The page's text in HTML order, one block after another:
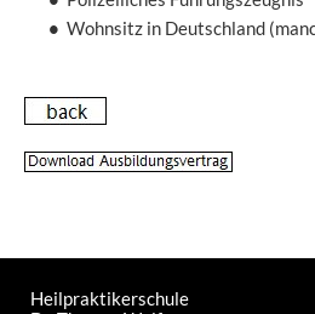
Wohnsitz in Deutschland
Heilpraktikerschule